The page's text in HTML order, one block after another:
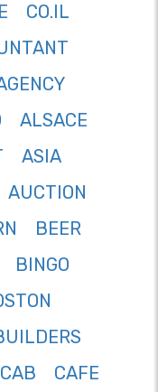
CO.IL
ALSACE
ASIA
AUCTION
BEER
BINGO
CAB
CAFE